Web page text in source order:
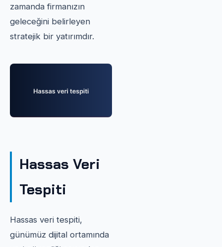
zamanda firmanızın
geleceğini belirleyen
stratejik bir yatırımdır.
Hassas Veri
Tespiti
Hassas veri tespiti,
günümüz dijital ortamında